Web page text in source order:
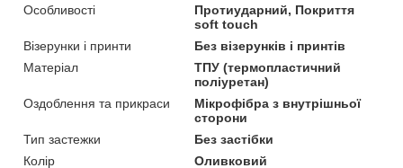
Особливості
Протиударний, Покриття
soft touch
Візерунки і принти
Без візерунків і принтів
Матеріал
ТПУ (термопластичний
поліуретан)
Оздоблення та прикраси
Мікрофібра з внутрішньої
сторони
Тип застежки
Без застібки
Колір
Оливковий